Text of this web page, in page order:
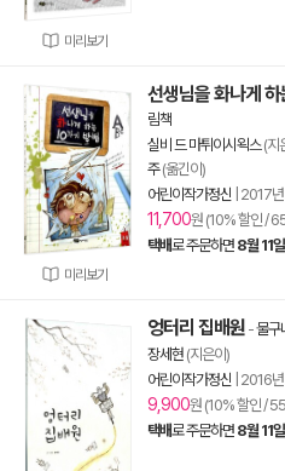
미리보기
미리보기
선생님을 화나게
림책
실비 드 마튀이시왹스(지
주(옮긴이)
어린이작가정신 2017
11,700원 (10% 할인 /
택배로 주문하면 8월 11
엉터리 집배원 -물구
장세현 (지은이)
어린이작가정신 2016
9,900원 (10% 할인 /
택배로 주문하면 8월 11